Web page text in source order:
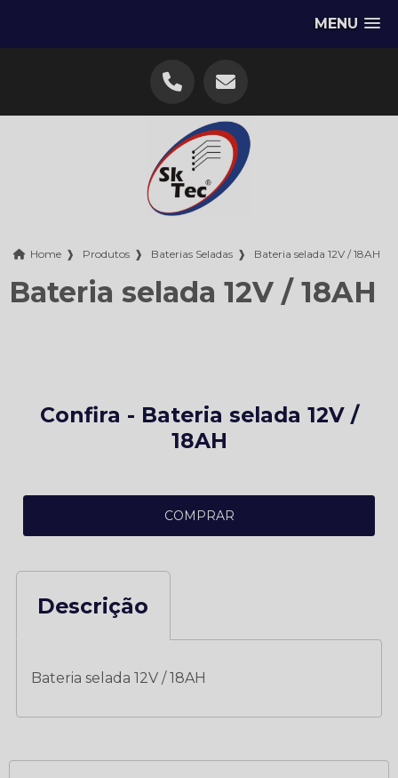
MENU
Home ❱ Produtos ❱ Baterias Seladas ❱ Bateria selada 12V / 18AH
Bateria selada 12V / 18AH
Confira - Bateria selada 12V /
18AH
COMPRAR
Descrição
Bateria selada 12V / 18AH